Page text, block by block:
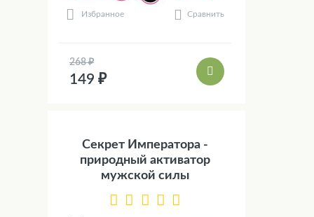
Избранное Сравнить
268 ₽
149 ₽
Секрет Императора -
природный активатор
мужской силы